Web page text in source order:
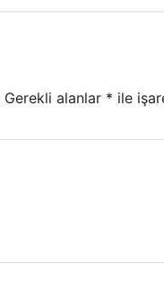
Gerekli alanlar * ile